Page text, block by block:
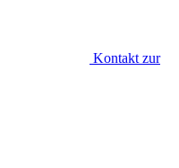
Kontakt zur